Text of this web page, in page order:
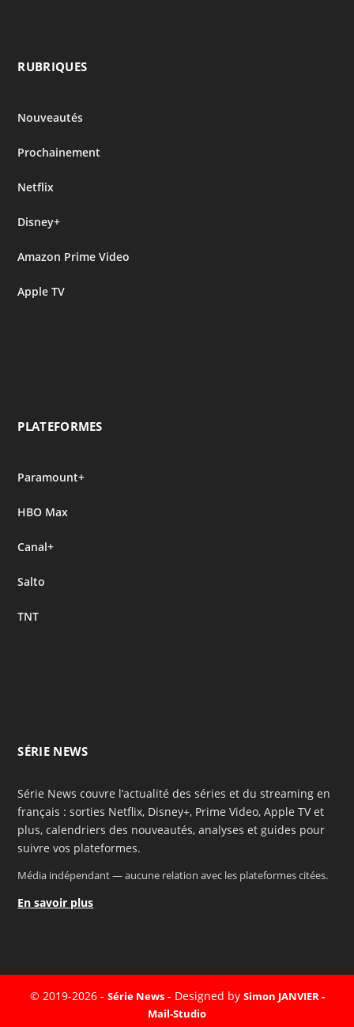
RUBRIQUES
Nouveautés
Prochainement
Netflix
Disney+
Amazon Prime Video
Apple TV
PLATEFORMES
Paramount+
HBO Max
Canal+
Salto
TNT
SÉRIE NEWS
Série News couvre l’actualité des séries et du streaming en
français : sorties Netflix, Disney+, Prime Video, Apple TV et
plus, calendriers des nouveautés, analyses et guides pour
suivre vos plateformes.
Média indépendant — aucune relation avec les plateformes citées.
En savoir plus
© 2019-2026 - Série News- Designed by Simon JANVIER -
Mail-Studio